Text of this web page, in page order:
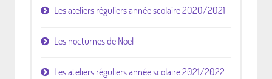
Les ateliers réguliers année scolaire 2020/2021
Les nocturnes de Noël
Les ateliers réguliers année scolaire 2021/2022